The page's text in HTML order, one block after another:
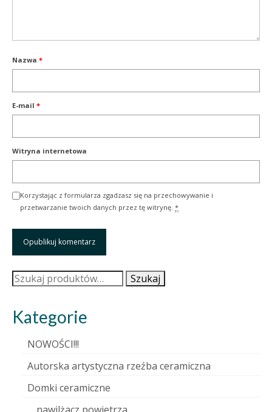
Nazwa *
E-mail *
Witryna internetowa
Korzystając z formularza zgadzasz się na przechowywanie i
przetwarzanie twoich danych przez tę witrynę. *
Szukaj: Szukaj
Kategorie
NOWOŚCI!!!
Autorska artystyczna rzeźba ceramiczna
Domki ceramiczne